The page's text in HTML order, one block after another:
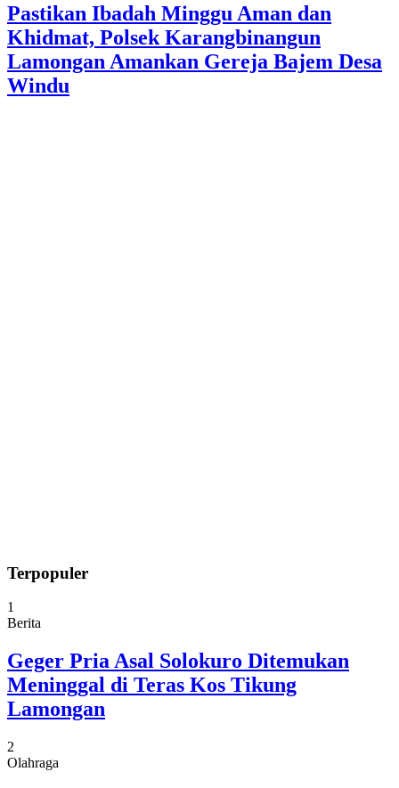
Pastikan Ibadah Minggu Aman dan
Khidmat, Polsek Karangbinangun
Lamongan Amankan Gereja Bajem Desa
Windu
Terpopuler
1
Berita
Geger Pria Asal Solokuro Ditemukan
Meninggal di Teras Kos Tikung
Lamongan
2
Olahraga